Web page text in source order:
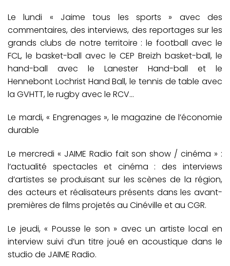
Le lundi « Jaime tous les sports » avec des
commentaires, des interviews, des reportages sur les
grands clubs de notre territoire : le football avec le
FCL, le basket-ball avec le CEP Breizh basket-ball, le
hand-ball avec le Lanester Hand-ball et le
Hennebont Lochrist Hand Ball, le tennis de table avec
la GVHTT, le rugby avec le RCV…
Le mardi, « Engrenages », le magazine de l’économie
durable
Le mercredi « JAIME Radio fait son show / cinéma » :
l’actualité spectacles et cinéma : des interviews
d’artistes se produisant sur les scènes de la région,
des acteurs et réalisateurs présents dans les avant-
premières de films projetés au Cinéville et au CGR.
Le jeudi, « Pousse le son » avec un artiste local en
interview suivi d’un titre joué en acoustique dans le
studio de JAIME Radio.